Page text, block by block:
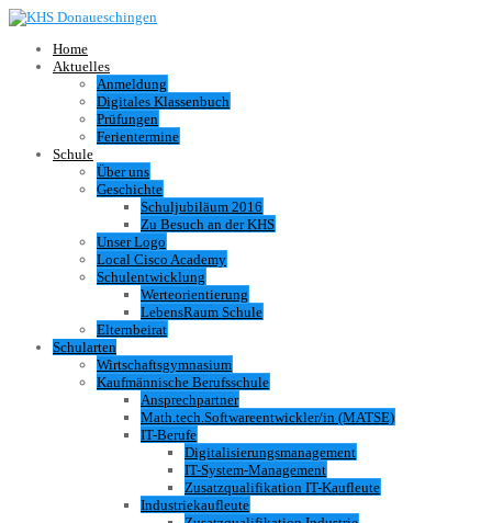
Home
Aktuelles
Anmeldung
Digitales Klassenbuch
Prüfungen
Ferientermine
Schule
Über uns
Geschichte
Schuljubiläum 2016
Zu Besuch an der KHS
Unser Logo
Local Cisco Academy
Schulentwicklung
Werteorientierung
LebensRaum Schule
Elternbeirat
Schularten
Wirtschaftsgymnasium
Kaufmännische Berufsschule
Ansprechpartner
Math.tech.Softwareentwickler/in (MATSE)
IT-Berufe
Digitalisierungsmanagement
IT-System-Management
Zusatzqualifikation IT-Kaufleute
Industriekaufleute